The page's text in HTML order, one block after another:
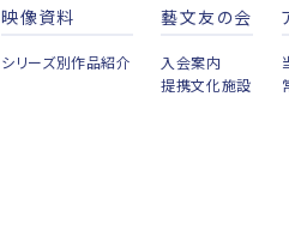
映像資料
シリーズ別作品紹介
藝文友の会
入会案内
提携文化施設